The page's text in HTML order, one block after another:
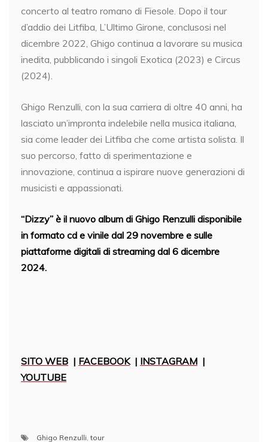
concerto al teatro romano di Fiesole. Dopo il tour
d’addio dei Litfiba, L’Ultimo Girone, conclusosi nel
dicembre 2022, Ghigo continua a lavorare su musica
inedita, pubblicando i singoli Exotica (2023) e Circus
(2024).
Ghigo Renzulli, con la sua carriera di oltre 40 anni, ha
lasciato un’impronta indelebile nella musica italiana,
sia come leader dei Litfiba che come artista solista. Il
suo percorso, fatto di sperimentazione e
innovazione, continua a ispirare nuove generazioni di
musicisti e appassionati.
“Dizzy” è il nuovo album di Ghigo Renzulli disponibile
in formato cd e vinile dal 29 novembre e sulle
piattaforme digitali di streaming dal 6 dicembre
2024.
SITO WEB | FACEBOOK | INSTAGRAM |
YOUTUBE
Ghigo Renzulli ,tour